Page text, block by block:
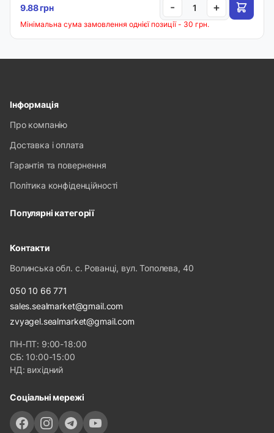
9.88 грн - +
Мінімальна сума замовлення однієї позиції - 30 грн.
Інформація
Про компанію
Доставка і оплата
Гарантія та повернення
Політика конфіденційності
Популярні категорії
Контакти
Волинська обл. с. Рованці, вул. Тополева, 40
050 10 66 771
sales.sealmarket@gmail.com
zvyagel.sealmarket@gmail.com
ПН-ПТ: 9:00-18:00
СБ: 10:00-15:00
НД: вихідний
Соціальні мережі